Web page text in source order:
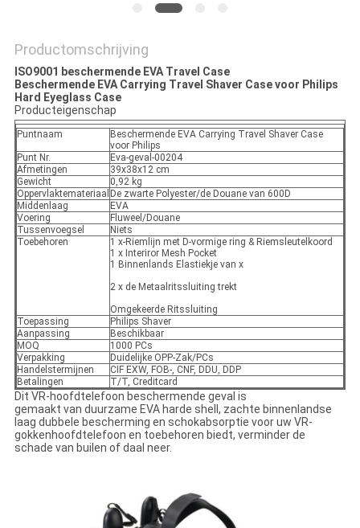
Productomschrijving
ISO9001 beschermende EVA Travel Case
Beschermende EVA Carrying Travel Shaver Case voor Philips
Hard Eyeglass Case
Producteigenschap
Puntnaam
Beschermende EVA Carrying Travel Shaver Case
voor Philips
Punt Nr.
Eva-geval-00204
Afmetingen
39x38x12 cm
Gewicht
0,92 kg
Oppervlaktemateriaal De zwarte Polyester/de Douane van 600D
Middenlaag
EVA
Voering
Fluweel/Douane
Tussenvoegsel
Niets
Toebehoren
1 x-Riemlijn met D-vormige ring & Riemsleutelkoord
1 x Interiror Mesh Pocket
1 Binnenlands Elastiekje van x
2 x de Metaalritssluiting trekt
Omgekeerde Ritssluiting
Toepassing
Philips Shaver
Aanpassing
Beschikbaar
MOQ
1000 PCs
Verpakking
Duidelijke OPP-Zak/PCs
Handelstermijnen
CIF EXW, FOB-, CNF, DDU, DDP
Betalingen
T/T, Creditcard
Dit VR-hoofdtelefoon beschermende geval is
gemaakt van duurzame EVA harde shell, zachte binnenlandse
laag dubbele bescherming en schokabsorptie voor uw VR-
gokkenhoofdtelefoon en toebehoren biedt, verminder de
schade van builen of daal neer.